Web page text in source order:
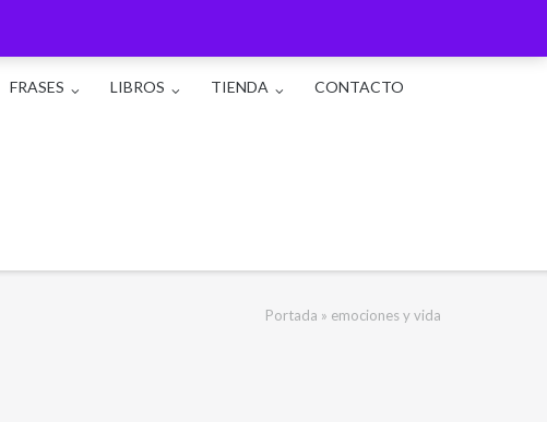
FRASES LIBROS TIENDA CONTACTO
Portada » emociones y vida